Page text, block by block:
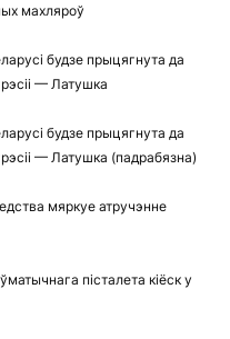
махляроў
будзе прыцягнута да
— Латушка
будзе прыцягнута да
— Латушка (падрабязна)
мяркуе атручэнне
пісталета кіёск у